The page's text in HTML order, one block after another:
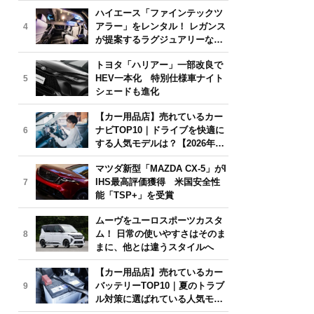
4
ハイエース「ファインテックツ
アラー」をレンタル！ レガンス
が提案するラグジュアリーな移
動体験
5
トヨタ「ハリアー」一部改良で
HEV一本化 特別仕様車ナイト
シェードも進化
6
【カー用品店】売れているカー
ナビTOP10｜ドライブを快適に
する人気モデルは？【2026年6
月版】
7
マツダ新型「MAZDA CX-5」がI
IHS最高評価獲得 米国安全性
能「TSP+」を受賞
8
ムーヴをユーロスポーツカスタ
ム！ 日常の使いやすさはそのま
まに、他とは違うスタイルへ
9
【カー用品店】売れているカー
バッテリーTOP10｜夏のトラブ
ル対策に選ばれている人気モデ